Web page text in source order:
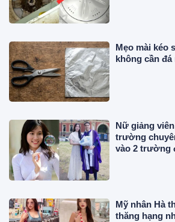
Mẹo mài kéo
không cần
Nữ giảng
trường
vào 2 trường
Mỹ nhân Hà
thăng hạng